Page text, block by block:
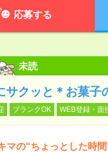
応募する
未読
サクッと＊お菓子
ブランクOK WEB登録・面
の“ちょっとした時間